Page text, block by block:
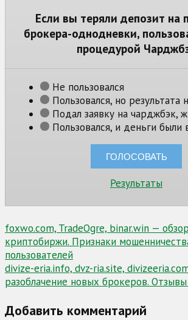
Если вы теряли депозит на
брокера-однодневки,
процедурой
Не пользовался
Пользовался, но результата
Подал заявку на чарджбэк,
Пользовался, и деньги были
Результаты
Навигация
по
записям
foxwo.com, TradeOgre, binar.win —
криптобиржи. Признаки
пользователей
divize-eria.info, dvz-ria.site,
разоблачение новых брокеров.
Добавить комментарий